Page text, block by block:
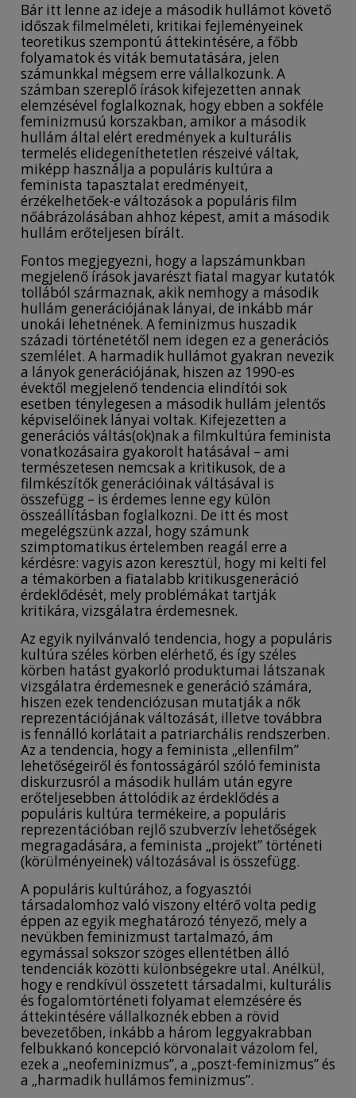
Bár itt lenne az ideje a második hullámot követő
időszak filmelméleti, kritikai fejleményeinek
teoretikus szempontú áttekintésére, a főbb
folyamatok és viták bemutatására, jelen
számunkkal mégsem erre vállalkozunk. A
számban szereplő írások kifejezetten annak
elemzésével foglalkoznak, hogy ebben a sokféle
feminizmusú korszakban, amikor a második
hullám által elért eredmények a kulturális
termelés elidegeníthetetlen részeivé váltak,
miképp használja a populáris kultúra a
feminista tapasztalat eredményeit,
érzékelhetőek-e változások a populáris film
nőábrázolásában ahhoz képest, amit a második
hullám erőteljesen bírált.
Fontos megjegyezni, hogy a lapszámunkban
megjelenő írások javarészt fiatal magyar kutatók
tollából származnak, akik nemhogy a második
hullám generációjának lányai, de inkább már
unokái lehetnének. A feminizmus huszadik
századi történetétől nem idegen ez a generációs
szemlélet. A harmadik hullámot gyakran nevezik
a lányok generációjának, hiszen az 1990-es
évektől megjelenő tendencia elindítói sok
esetben ténylegesen a második hullám jelentős
képviselőinek lányai voltak. Kifejezetten a
generációs váltás(ok)nak a filmkultúra feminista
vonatkozásaira gyakorolt hatásával – ami
természetesen nemcsak a kritikusok, de a
filmkészítők generációinak váltásával is
összefügg – is érdemes lenne egy külön
összeállításban foglalkozni. De itt és most
megelégszünk azzal, hogy számunk
szimptomatikus értelemben reagál erre a
kérdésre: vagyis azon keresztül, hogy mi kelti fel
a témakörben a fiatalabb kritikusgeneráció
érdeklődését, mely problémákat tartják
kritikára, vizsgálatra érdemesnek.
Az egyik nyilvánvaló tendencia, hogy a populáris
kultúra széles körben elérhető, és így széles
körben hatást gyakorló produktumai látszanak
vizsgálatra érdemesnek e generáció számára,
hiszen ezek tendenciózusan mutatják a nők
reprezentációjának változását, illetve továbbra
is fennálló korlátait a patriarchális rendszerben.
Az a tendencia, hogy a feminista „ellenfilm”
lehetőségeiről és fontosságáról szóló feminista
diskurzusról a második hullám után egyre
erőteljesebben áttolódik az érdeklődés a
populáris kultúra termékeire, a populáris
reprezentációban rejlő szubverzív lehetőségek
megragadására, a feminista „projekt” történeti
(körülményeinek) változásával is összefügg.
A populáris kultúrához, a fogyasztói
társadalomhoz való viszony eltérő volta pedig
éppen az egyik meghatározó tényező, mely a
nevükben feminizmust tartalmazó, ám
egymással sokszor szöges ellentétben álló
tendenciák közötti különbségekre utal. Anélkül,
hogy e rendkívül összetett társadalmi, kulturális
és fogalomtörténeti folyamat elemzésére és
áttekintésére vállalkoznék ebben a rövid
bevezetőben, inkább a három leggyakrabban
felbukkanó koncepció körvonalait vázolom fel,
ezek a „neofeminizmus”, a „poszt-feminizmus” és
a „harmadik hullámos feminizmus”.